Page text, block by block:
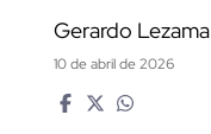
Gerardo Lezama
10 de abril de 2026